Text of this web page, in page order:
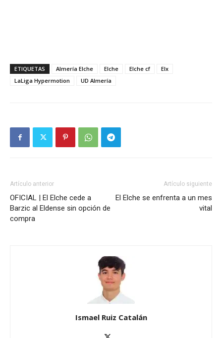
ETIQUETAS Almería Elche Elche Elche cf
Elx
LaLiga Hypermotion
UD Almería
Artículo anterior
OFICIAL | El Elche cede a
Barzic al Eldense sin opción de
compra
Artículo siguiente
El Elche se enfrenta a un mes
vital
Ismael Ruiz Catalán